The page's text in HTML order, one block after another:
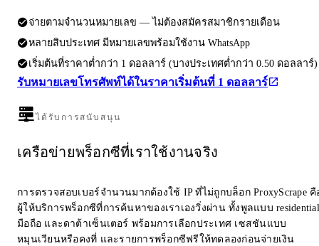
จ่ายตามจำนวนหมายเลข — ไม่ต้องสมัครสมาชิกรายเดือน
หลายสิบประเทศ มีหมายเลขพร้อมใช้งาน WhatsApp
เริ่มต้นที่ราคาต่ำกว่า 1 ดอลลาร์ (บางประเทศต่ำกว่า 0.50 ดอลลาร์)
รับหมายเลขโทรศัพท์ได้ในราคาเริ่มต้นที่ 1 ดอลลาร์
ได้รับการสนับสนุน
เครือข่ายพร็อกซีที่เราใช้งานจริง
การตรวจสอบเบอร์จำนวนมากต้องใช้ IP ที่ไม่ถูกบล็อก ProxyScrape คื
ผู้ให้บริการพร็อกซีที่การค้นหาของเราเองวิ่งผ่าน ทั้งพูลแบบ residential
มือถือ และดาต้าเซ็นเตอร์ พร้อมการเลือกประเทศ เซสชันแบบ
หมุนเวียนหรือคงที่ และรายการพร็อกซีฟรีให้ทดลองก่อนจ่ายเงิน